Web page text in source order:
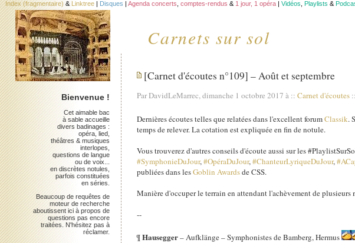
Carnets sur sol
Index (fragmentaire) & Linktree | Disques | Agenda concerts comptes-rendus & 1 jour, 1 opéra | Vidéos Playlists &
[Carnet d'écoutes n°109] – Août et septembre
Par DavidLeMarrec, dimanche 1 octobre 2017 à :: Carnet d'écoutes ::
Dernières écoutes telles que relatées dans l'excellent forumClassik.
temps de relever. La cotation est expliquée en fin de notule.
Vous trouverez d'autres conseils d'écoute aussi sur les
#SymphonieDuJour,#OpéraDuJour,#ChanteurLyriqueDuJour,
publiées dans lesGoblin Awardsde CSS.
Manière d'occuper le terrain en attendant l'achèvement de
--
¶Hausegger– Aufklänge – Symphonistes de Bamberg, Hermus
Bienvenue !
Cet aimable bac
à sable accueille
divers badinages :
opéra, lied,
théâtres & musiques
interlopes,
questions de langue
ou de voix...
en discrètes notules,
parfois constituées
en séries.
Beaucoup de requêtes de
moteur de recherche
aboutissent ici à propos de
questions pas encore
traitées. N'hésitez pas à
réclamer.